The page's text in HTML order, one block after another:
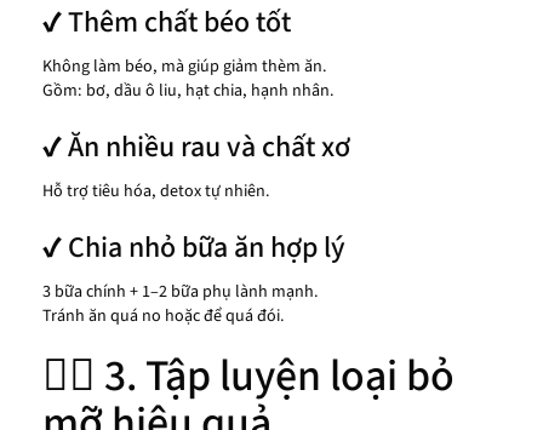
✔ Thêm chất béo tốt
Không làm béo, mà giúp giảm thèm ăn.
Gồm: bơ, dầu ô liu, hạt chia, hạnh nhân.
✔ Ăn nhiều rau và chất xơ
Hỗ trợ tiêu hóa, detox tự nhiên.
✔ Chia nhỏ bữa ăn hợp lý
3 bữa chính + 1–2 bữa phụ lành mạnh.
Tránh ăn quá no hoặc để quá đói.
🏃‍♀️ 3. Tập luyện loại bỏ